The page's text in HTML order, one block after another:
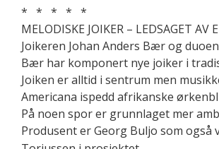
* * * * *
MELODISKE JOIKER – LEDSAGET AV
Joikeren Johan Anders Bær og
Bær har komponert nye joiker i
Joiken er alltid i sentrum men
Americana ispedd afrikanske
På noen spor er grunnlaget mer
Produsent er Georg Buljo som